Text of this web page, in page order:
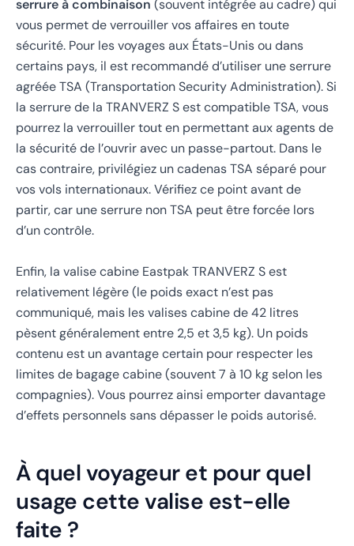
serrure à combinaison (souvent intégrée au cadre) qui
vous permet de verrouiller vos affaires en toute
sécurité. Pour les voyages aux États-Unis ou dans
certains pays, il est recommandé d’utiliser une serrure
agréée TSA (Transportation Security Administration). Si
la serrure de la TRANVERZ S est compatible TSA, vous
pourrez la verrouiller tout en permettant aux agents de
la sécurité de l’ouvrir avec un passe-partout. Dans le
cas contraire, privilégiez un cadenas TSA séparé pour
vos vols internationaux. Vérifiez ce point avant de
partir, car une serrure non TSA peut être forcée lors
d’un contrôle.
Enfin, la valise cabine Eastpak TRANVERZ S est
relativement légère (le poids exact n’est pas
communiqué, mais les valises cabine de 42 litres
pèsent généralement entre 2,5 et 3,5 kg). Un poids
contenu est un avantage certain pour respecter les
limites de bagage cabine (souvent 7 à 10 kg selon les
compagnies). Vous pourrez ainsi emporter davantage
d’effets personnels sans dépasser le poids autorisé.
À quel voyageur et pour quel
usage cette valise est-elle
faite ?